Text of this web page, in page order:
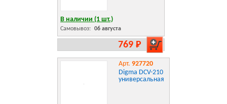
В наличии (1 шт.)
Самовывоз: 06 августа
769 Р
Арт. 927720
Digma DCV-210
универсальная